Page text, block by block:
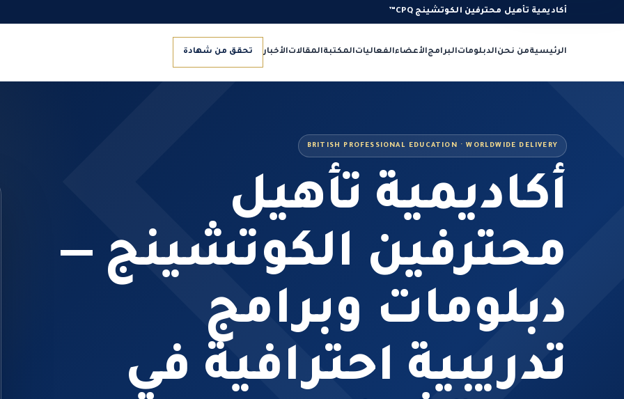
أكاديمية تأهيل محترفين الكوتشينج CPQ™
الرئيسيةمن نحنالدبلوماتالبرامجالأعضاءالفعالياتالمكتبةالمقالاتالأخبار تحقق من شهادة
BRITISH PROFESSIONAL EDUCATION · WORLDWIDE DELIVERY
أكاديمية تأهيل
محترفين الكوتشينج —
دبلومات وبرامج
تدريبية احترافية في